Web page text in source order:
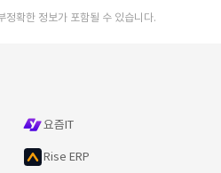
정확한 정보가 포함될 수 있습니다.
요즘IT
Rise ERP